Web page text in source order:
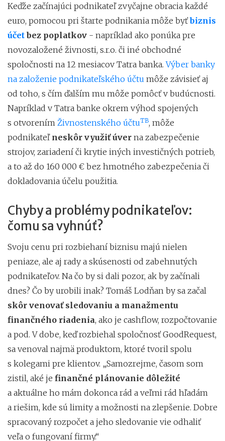
Keďže začínajúci podnikateľ zvyčajne obracia každé
euro, pomocou pri štarte podnikania môže byťbiznis
účetbez poplatkov - napríklad ako ponúka pre
novozaložené živnosti, s.r.o. či iné obchodné
spoločnosti na 12 mesiacov Tatra banka.Výber banky
na založenie podnikateľského účtu môže závisieť aj
od toho, s čím ďalším mu môže pomôcť v budúcnosti.
Napríklad v Tatra banke okrem výhod spojených
s otvorením Živnostenského účtuTB, môže
podnikateľ neskôr využiť úver na zabezpečenie
strojov, zariadení či krytie iných investičných potrieb,
a to až do 160 000 € bez hmotného zabezpečenia či
dokladovania účelu použitia.
Chyby a problémy podnikateľov:
čomu sa vyhnúť?
Svoju cenu pri rozbiehaní biznisu majú nielen
peniaze, ale aj rady a skúsenosti od zabehnutých
podnikateľov. Na čo by si dali pozor, ak by začínali
dnes? Čo by urobili inak? Tomáš Lodňan by sa začal
skôr venovať sledovaniu a manažmentu
finančného riadenia, ako je cashflow, rozpočtovanie
a pod. V dobe, keď rozbiehal spoločnosť GoodRequest,
sa venoval najmä produktom, ktoré tvoril spolu
s kolegami pre klientov. „Samozrejme, časom som
zistil, aké je finančné plánovanie dôležité
a aktuálne ho mám dokonca rád a veľmi rád hľadám
a riešim, kde sú limity a možnosti na zlepšenie. Dobre
spracovaný rozpočet a jeho sledovanie vie odhaliť
veľa o fungovaní firmy.“